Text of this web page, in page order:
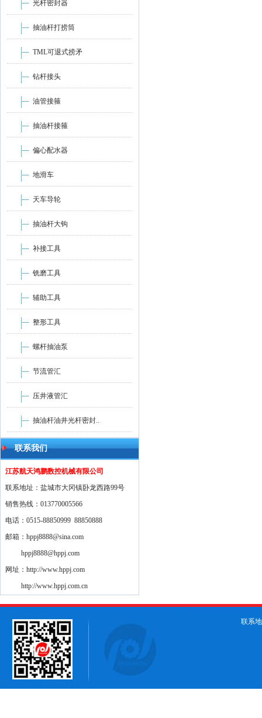
光杆密封器
抽油杆打捞筒
TML可退式捞矛
钻杆接头
油管接箍
抽油杆接箍
偏心配水器
地滑车
天车导轮
抽油杆大钩
补接工具
铣磨工具
辅助工具
整形工具
螺杆抽油泵
节流管汇
压井液管汇
抽油杆油井光杆密封..
联系我们
江苏航天鸿鹏数控机械有限公司
联系地址：盐城市大冈镇卧龙西路99号
销售热线：013770005566
电话：0515-88850999 88850888
邮箱：hppj8888@sina.com
hppj8888@hppj.com
网址：http://www.hppj.com
http://www.hppj.com.cn
联系